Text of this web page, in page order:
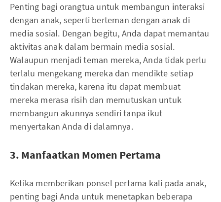
Penting bagi orangtua untuk membangun interaksi
dengan anak, seperti berteman dengan anak di
media sosial. Dengan begitu, Anda dapat memantau
aktivitas anak dalam bermain media sosial.
Walaupun menjadi teman mereka, Anda tidak perlu
terlalu mengekang mereka dan mendikte setiap
tindakan mereka, karena itu dapat membuat
mereka merasa risih dan memutuskan untuk
membangun akunnya sendiri tanpa ikut
menyertakan Anda di dalamnya.
3. Manfaatkan Momen Pertama
Ketika memberikan ponsel pertama kali pada anak,
penting bagi Anda untuk menetapkan beberapa